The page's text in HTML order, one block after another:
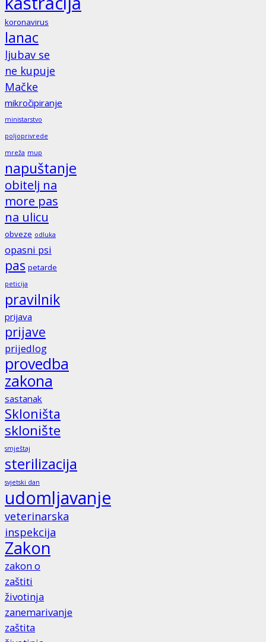
koronavirus
lanac
ljubav se
ne kupuje
Mačke
mikročipiranje
ministarstvo
poljoprivrede
mreža mup
napuštanje
obitelj na
more pas
na ulicu
obveze odluka
opasni psi
pas petarde
peticija
pravilnik
prijava
prijave
prijedlog
provedba
zakona
sastanak
Skloništa
sklonište
smještaj
sterilizacija
svjetski dan
udomljavanje
veterinarska
inspekcija
Zakon
zakon o
zaštiti
životinja
zanemarivanje
zaštita